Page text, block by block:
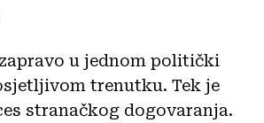
u jednom politički
trenutku. Tek je
stranačkog dogovaranja.